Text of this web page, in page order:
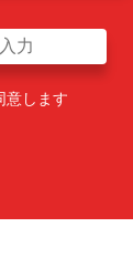
意します